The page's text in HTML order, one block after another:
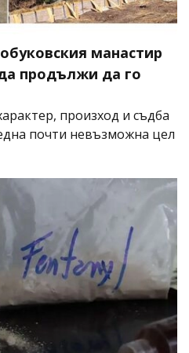
манастир
продължи да го
произход и съдба
почти невъзможна цел